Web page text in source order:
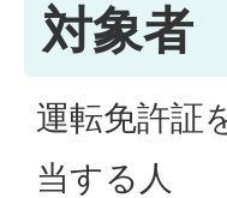
対象者
運転免許証
当する人